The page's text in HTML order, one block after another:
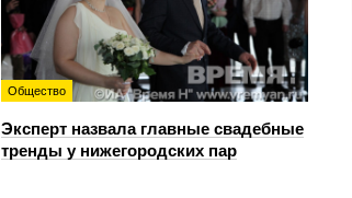
Общество
Эксперт назвала главные свадебные
тренды у нижегородских пар